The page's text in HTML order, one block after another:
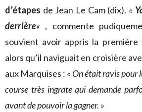
d’étapes de Jean Le Cam (dix). «
derrière« , commente
souvient avoir appris la
alors qu’il naviguait en croisière
aux Marquises : « On était ravis pour
course très ingrate qui demande
avant de pouvoir la gagner. »